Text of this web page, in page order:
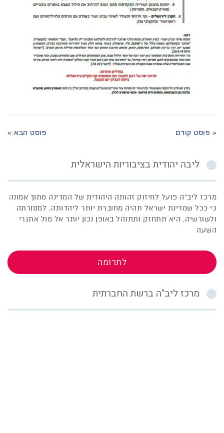
« פוסט קודם פוסט הבא »
ליבה יהודית בציבוריות הישראלית
מרכז ליב"ה פועל לחיזוק זהותה היהודית של המדינה מתוך אמונה
כי ככל שמדינת ישראל תהיה מחוברת יותר ליהדותה, למסורתה
ולשורשיה, היא תתחזק ותתנהל באופן נכון יותר אל מול אתגרי
השעה
לתרומה
מרכז ליב"ה ברשת החברתית